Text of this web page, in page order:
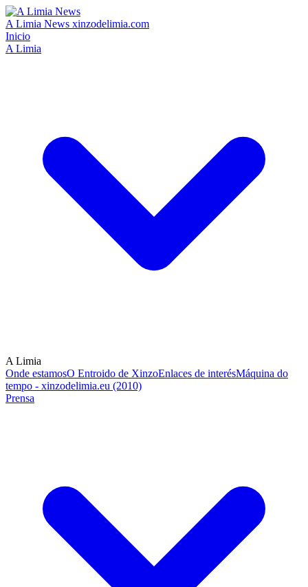
A Limia News xinzodelimia.com
Inicio
A Limia
A Limia
Onde estamosO Entroido de XinzoEnlaces de interésMáquina do
tempo - xinzodelimia.eu (2010)
Prensa